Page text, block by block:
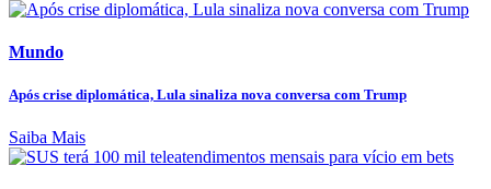
Mundo
Após crise diplomática, Lula sinaliza nova conversa com Trump
Saiba Mais